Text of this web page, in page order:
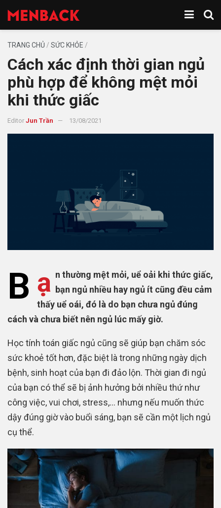
TRANG CHỦ / SỨC KHỎE /
Cách xác định thời gian ngủ
phù hợp để không mệt mỏi
khi thức giấc
Editor Jun Trần 13/08/2021
B ạ n thường mệt mỏi, uể oải khi thức giấc,
bạn ngủ nhiều hay ngủ ít cũng đều cảm
thấy uể oái, đó là do bạn chưa ngủ đúng
cách và chưa biết nên ngủ lúc mấy giờ.
Học tính toán giấc ngủ cũng sẽ giúp bạn chăm sóc
sức khoẻ tốt hơn, đặc biệt là trong những ngày dịch
bệnh, sinh hoạt của bạn đi đảo lộn. Thời gian đi ngủ
của bạn có thể sẽ bị ảnh hưởng bởi nhiều thứ như
công việc, vui chơi, stress,… nhưng nếu muốn thức
dậy đúng giờ vào buổi sáng, bạn sẽ cần một lịch ngủ
cụ thể.